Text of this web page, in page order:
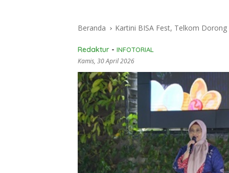
Beranda Kartini BISA Fest, Telkom
Redaktur - INFOTORIAL
Kamis, 30 April 2026